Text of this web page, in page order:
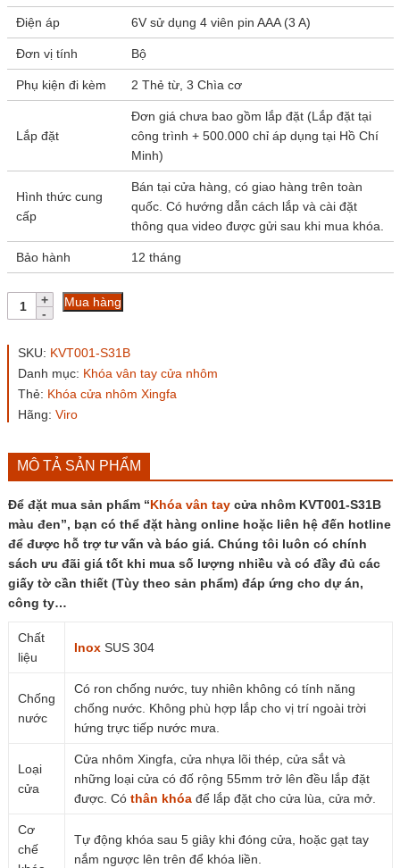
Điện áp 6V sử dụng 4 viên pin AAA (3 A)
Đơn vị tính Bộ
Phụ kiện đi kèm 2 Thẻ từ, 3 Chìa cơ
Lắp đặt
Đơn giá chưa bao gồm lắp đặt (Lắp đặt tại
công trình + 500.000 chỉ áp dụng tại Hồ Chí
Minh)
Hình thức cung
cấp
Bán tại cửa hàng, có giao hàng trên toàn
quốc. Có hướng dẫn cách lắp và cài đặt
thông qua video được gửi sau khi mua khóa.
Bảo hành 12 tháng
Khóa
vân
cửa
KVT001-
S31B
màu
lượng
Mua hàng
SKU: KVT001-S31B
Danh mục: Khóa vân tay cửa nhôm
Thẻ: Khóa cửa nhôm Xingfa
Hãng: Viro
MÔ TẢ SẢN PHẨM
Để đặt mua sản phẩm “Khóa vân taycửa nhôm KVT001-S31B
màu đen”, bạn có thể đặt hàng online hoặc liên hệ đến hotline
để được hỗ trợ tư vấn và báo giá. Chúng tôi luôn có chính
sách ưu đãi giá tốt khi mua số lượng nhiều và có đầy đủ các
giấy tờ cần thiết (Tùy theo sản phẩm) đáp ứng cho dự án,
công ty…
Chất
liệu
InoxSUS 304
Chống
nước
Có ron chống nước, tuy nhiên không có tính năng
chống nước. Không phù hợp lắp cho vị trí ngoài trời
hứng trực tiếp nước mưa.
Loại
cửa
Cửa nhôm Xingfa, cửa nhựa lõi thép, cửa sắt và
những loại cửa có đố rộng 55mm trở lên đều lắp đặt
được. Có thân khóađể lắp đặt cho cửa lùa, cửa mở.
Cơ
chế
Tự động khóa sau 5 giây khi đóng cửa, hoặc gạt tay
nắm ngược lên trên để khóa liền.